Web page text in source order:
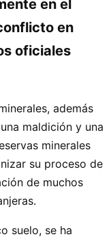
en el
en
oficiales
además
maldición y una
minerales
su proceso de
de muchos
suelo, se ha